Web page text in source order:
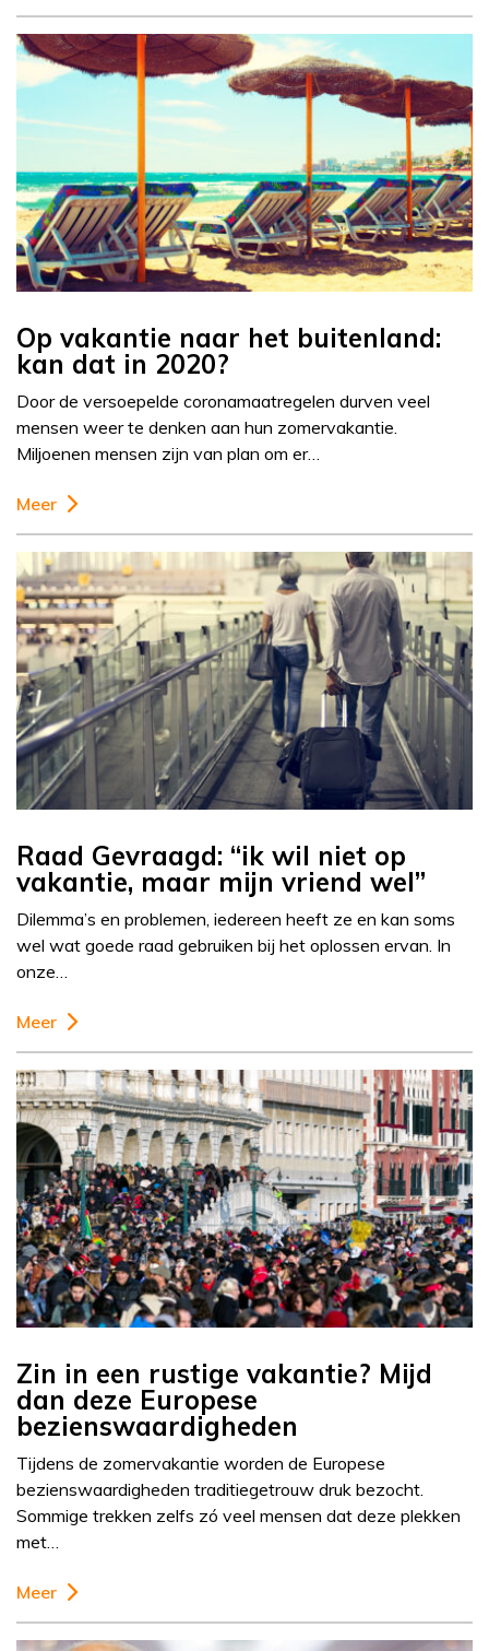
Op vakantie naar het buitenland:
kan dat in 2020?
Door de versoepelde coronamaatregelen durven veel
mensen weer te denken aan hun zomervakantie.
Miljoenen mensen zijn van plan om er…
Meer
Raad Gevraagd: “ik wil niet op
vakantie, maar mijn vriend wel”
Dilemma’s en problemen, iedereen heeft ze en kan soms
wel wat goede raad gebruiken bij het oplossen ervan. In
onze…
Meer
Zin in een rustige vakantie? Mijd
dan deze Europese
bezienswaardigheden
Tijdens de zomervakantie worden de Europese
bezienswaardigheden traditiegetrouw druk bezocht.
Sommige trekken zelfs zó veel mensen dat deze plekken
met…
Meer